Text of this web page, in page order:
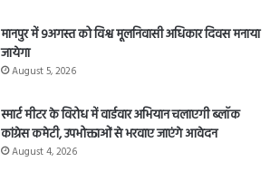
मानपुर में 9अगस्त को विश्व मूलनिवासी अधिकार दिवस मनाया
जायेगा
August 5, 2026
स्मार्ट मीटर के विरोध में वार्डवार अभियान चलाएगी ब्लॉक
कांग्रेस कमेटी, उपभोक्ताओं से भरवाए जाएंगे आवेदन
August 4, 2026